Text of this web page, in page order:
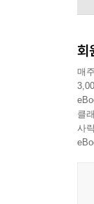
회
매
클
사